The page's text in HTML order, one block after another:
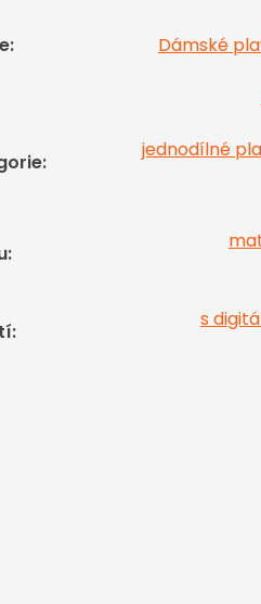
: Dámské
:
jednodílné
:
:
s